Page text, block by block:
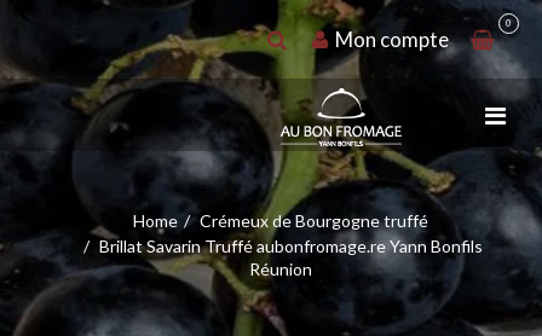
0
Mon compte
Home
Crémeux de Bourgogne truffé
Brillat Savarin Truffé aubonfromage.re Yann Bonfils
Réunion